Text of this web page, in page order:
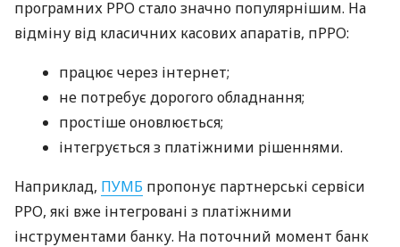
програмних РРО стало значно популярнішим. На
відміну від класичних касових апаратів, пРРО:
працює через інтернет;
не потребує дорогого обладнання;
простіше оновлюється;
інтегрується з платіжними рішеннями.
Наприклад, ПУМБ пропонує партнерські сервіси
РРО, які вже інтегровані з платіжними
інструментами банку. На поточний момент банк